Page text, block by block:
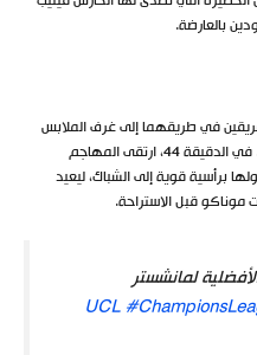
بالعارضة.
في طريقهما إلى غرف الملابس
بالتعادل. لكن مرة أخرى، كان لهالاند رأي آخر. في الدقيقة 44، ارتقى المهاجم
برأسية قوية إلى الشباك، ليعيد
قبل الاستراحة.
لمانشستر